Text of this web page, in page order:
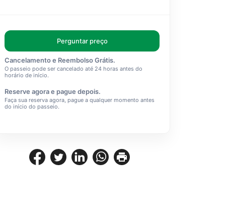
Perguntar preço
Cancelamento e Reembolso Grátis.
O passeio pode ser cancelado até 24 horas antes do
horário de início.
Reserve agora e pague depois.
Faça sua reserva agora, pague a qualquer momento antes
do início do passeio.